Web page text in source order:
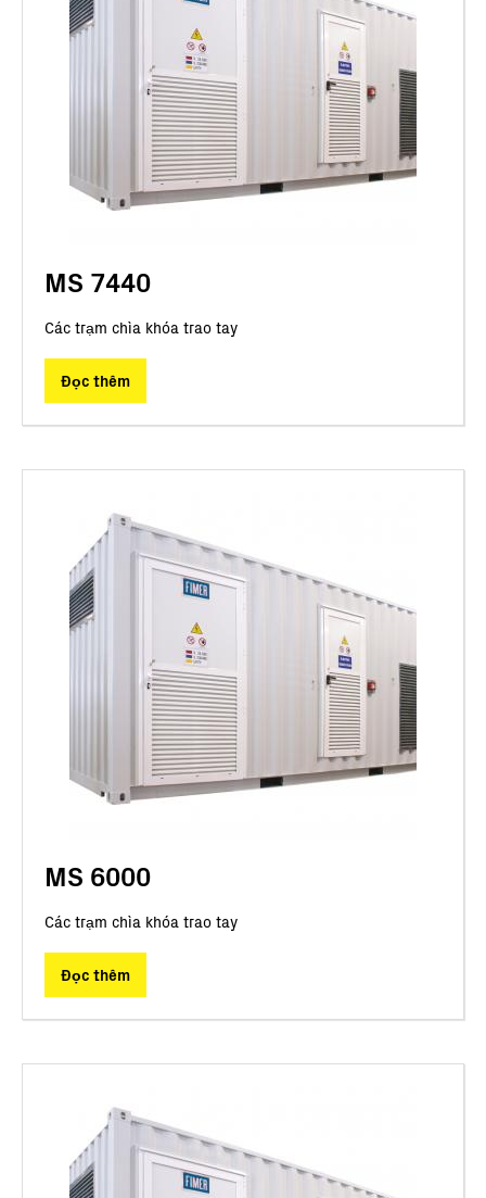
MS 7440
Các trạm chìa khóa trao tay
Đọc thêm
MS 6000
Các trạm chìa khóa trao tay
Đọc thêm